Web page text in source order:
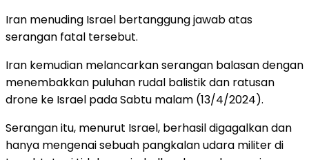
Iran menuding Israel bertanggung jawab atas
serangan fatal tersebut.
Iran kemudian melancarkan serangan balasan dengan
menembakkan puluhan rudal balistik dan ratusan
drone ke Israel pada Sabtu malam (13/4/2024).
Serangan itu, menurut Israel, berhasil digagalkan dan
hanya mengenai sebuah pangkalan udara militer di